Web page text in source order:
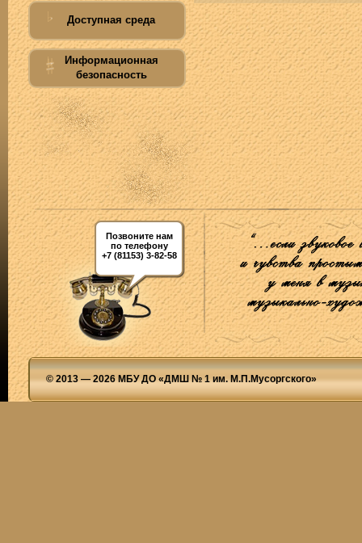
Доступная среда
Информационная
безопасность
Позвоните нам
по телефону
+7 (81153) 3-82-58
© 2013 — 2026 МБУ ДО «ДМШ № 1 им. М.П.Мусоргского»